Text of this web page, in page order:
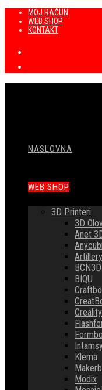
Preskoči
sadržaj
MOJ RAČUN
WEB SHOP
KONTAKT
NASLOVNA
WEB SHOP
3D Printeri
3D
Anet
BCN3D
BIQU
Creality
Klema
Modix